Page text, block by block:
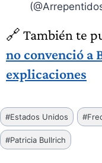
🔗 También te
no convenció a
explicaciones
Etiquetas
de
la
#Estados Unidos #
#Patricia Bullrich